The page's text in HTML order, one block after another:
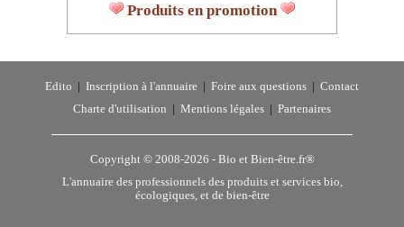
Produits en promotion
Edito Inscription à l'annuaire Foire aux questions
Contact
Charte d'utilisation
Mentions légales Partenaires
Copyright © 2008-2026 - Bio et Bien-être.fr®
L'annuaire des professionnels des produits et services bio,
écologiques, et de bien-être